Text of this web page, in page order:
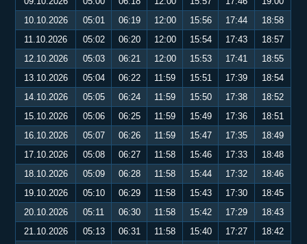
10.10.2026
05:01 06:19 12:00 15:56 17:44
18:58
11.10.2026
05:02 06:20 12:00 15:54 17:43
18:57
12.10.2026
05:03 06:21 12:00 15:53 17:41
18:55
13.10.2026
05:04 06:22 11:59 15:51 17:39
18:54
14.10.2026
05:05 06:24 11:59 15:50 17:38
18:52
15.10.2026
05:06 06:25 11:59 15:49 17:36
18:51
16.10.2026
05:07 06:26 11:59 15:47 17:35
18:49
17.10.2026
05:08 06:27 11:58 15:46 17:33
18:48
18.10.2026
05:09 06:28 11:58 15:44 17:32
18:46
19.10.2026
05:10 06:29 11:58 15:43 17:30
18:45
20.10.2026
05:11 06:30 11:58 15:42 17:29
18:43
21.10.2026
05:13 06:31 11:58 15:40 17:27
18:42